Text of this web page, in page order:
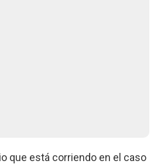
que está corriendo en el caso